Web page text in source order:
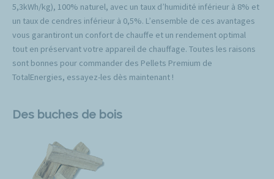
5,3kWh/kg), 100% naturel, avec un taux d’humidité inférieur à 8% et
un taux de cendres inférieur à 0,5%. L’ensemble de ces avantages
vous garantiront un confort de chauffe et un rendement optimal
tout en préservant votre appareil de chauffage. Toutes les raisons
sont bonnes pour commander des Pellets Premium de
TotalEnergies, essayez-les dès maintenant !
Des buches de bois